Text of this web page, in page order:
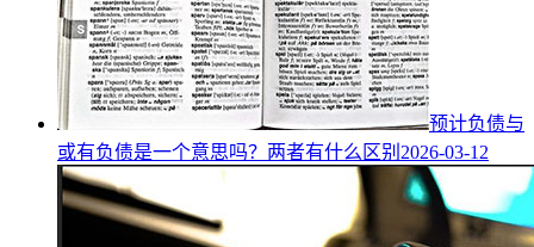
预计负债与
或有负债是一个意思吗？两者有什么区别 2026-03-12